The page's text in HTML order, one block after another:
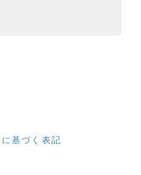
基づく表記